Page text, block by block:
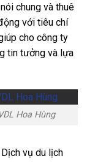
chung và thuê
với tiêu chí
cho công ty
tin tưởng và lựa
Hoa Hùng
vụ du lịch